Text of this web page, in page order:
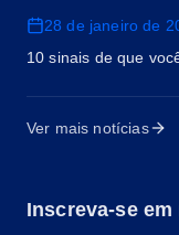
28 de janeiro de
10 sinais de que
Ver mais notícias
Inscreva-se